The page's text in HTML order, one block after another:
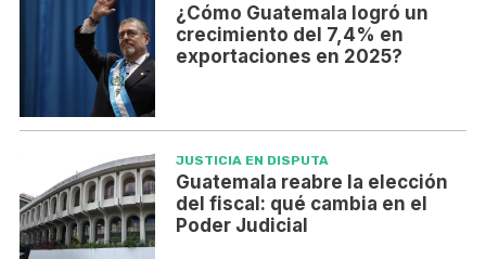
¿Cómo Guatemala logró un
crecimiento del 7,4% en
exportaciones en 2025?
JUSTICIA EN DISPUTA
Guatemala reabre la elección
del fiscal: qué cambia en el
Poder Judicial